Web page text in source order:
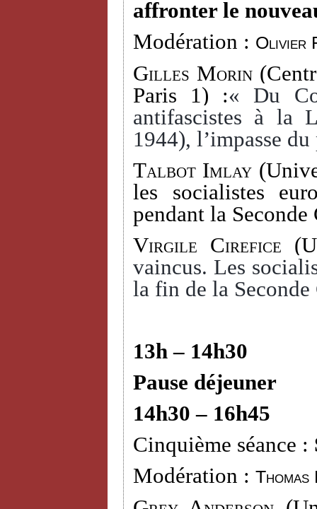
affronter le
Modération : Olivier
Gilles Morin
Paris 1) :« Du
antifascistes à la
1944), l’impasse
Talbot Imlay
les socialistes
pendant la
Virgile Cirefice
vaincus. Les
la fin de la
13h – 14h30
Pause déjeuner
14h30 – 16h45
Cinquième séance :
Modération :